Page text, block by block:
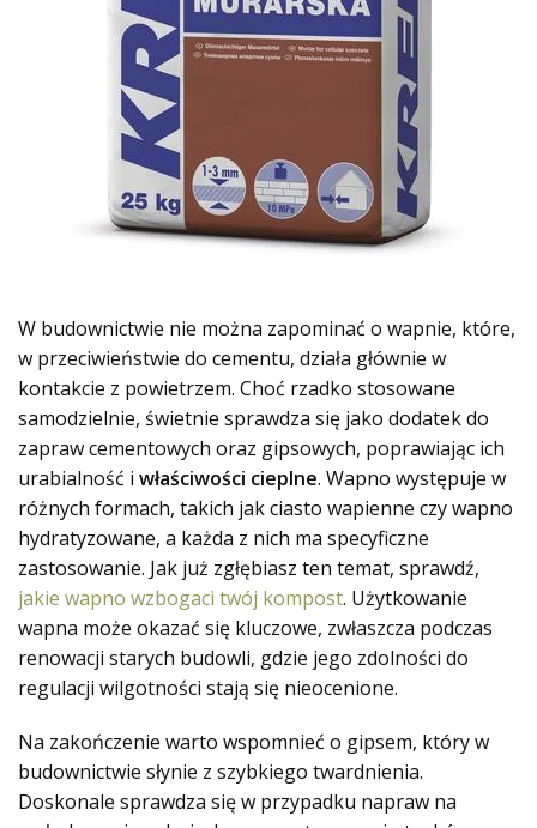
W budownictwie nie można zapominać o wapnie, które,
w przeciwieństwie do cementu, działa głównie w
kontakcie z powietrzem. Choć rzadko stosowane
samodzielnie, świetnie sprawdza się jako dodatek do
zapraw cementowych oraz gipsowych, poprawiając ich
urabialność i właściwości cieplne. Wapno występuje w
różnych formach, takich jak ciasto wapienne czy wapno
hydratyzowane, a każda z nich ma specyficzne
zastosowanie. Jak już zgłębiasz ten temat, sprawdź,
jakie wapno wzbogaci twój kompost. Użytkowanie
wapna może okazać się kluczowe, zwłaszcza podczas
renowacji starych budowli, gdzie jego zdolności do
regulacji wilgotności stają się nieocenione.
Na zakończenie warto wspomnieć o gipsem, który w
budownictwie słynie z szybkiego twardnienia.
Doskonale sprawdza się w przypadku napraw na